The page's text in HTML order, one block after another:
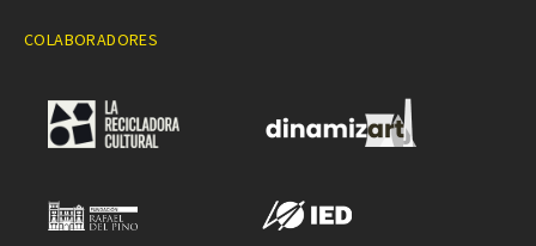
COLABORADORES